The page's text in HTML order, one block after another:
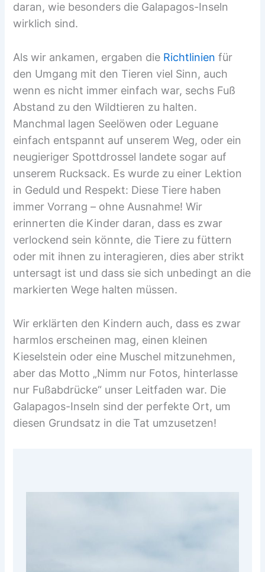
daran, wie besonders die Galapagos-Inseln
wirklich sind.
Als wir ankamen, ergaben die Richtlinien für
den Umgang mit den Tieren viel Sinn, auch
wenn es nicht immer einfach war, sechs Fuß
Abstand zu den Wildtieren zu halten.
Manchmal lagen Seelöwen oder Leguane
einfach entspannt auf unserem Weg, oder ein
neugieriger Spottdrossel landete sogar auf
unserem Rucksack. Es wurde zu einer Lektion
in Geduld und Respekt: Diese Tiere haben
immer Vorrang – ohne Ausnahme! Wir
erinnerten die Kinder daran, dass es zwar
verlockend sein könnte, die Tiere zu füttern
oder mit ihnen zu interagieren, dies aber strikt
untersagt ist und dass sie sich unbedingt an die
markierten Wege halten müssen.
Wir erklärten den Kindern auch, dass es zwar
harmlos erscheinen mag, einen kleinen
Kieselstein oder eine Muschel mitzunehmen,
aber das Motto „Nimm nur Fotos, hinterlasse
nur Fußabdrücke“ unser Leitfaden war. Die
Galapagos-Inseln sind der perfekte Ort, um
diesen Grundsatz in die Tat umzusetzen!